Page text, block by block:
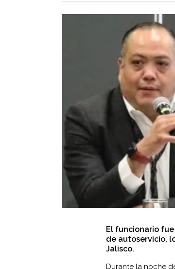
El funcionario
de autoservicio,
Jalisco.
Durante la noche